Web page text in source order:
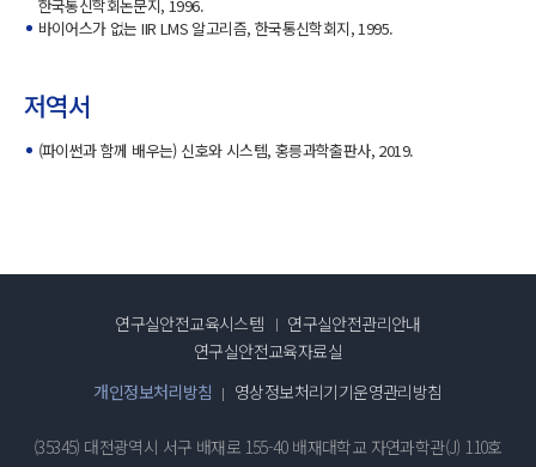
한국통신학회논문지, 1996.
바이어스가 없는 IIR LMS 알고리즘, 한국통신학회지, 1995.
저역서
(파이썬과 함께 배우는) 신호와 시스템, 홍릉과학출판사, 2019.
연구실안전교육시스템
연구실안전관리안내
연구실안전교육자료실
개인정보처리방침
영상정보처리기기운영관리방침
(35345) 대전광역시 서구 배재로 155-40 배재대학교 자연과학관(J) 110호